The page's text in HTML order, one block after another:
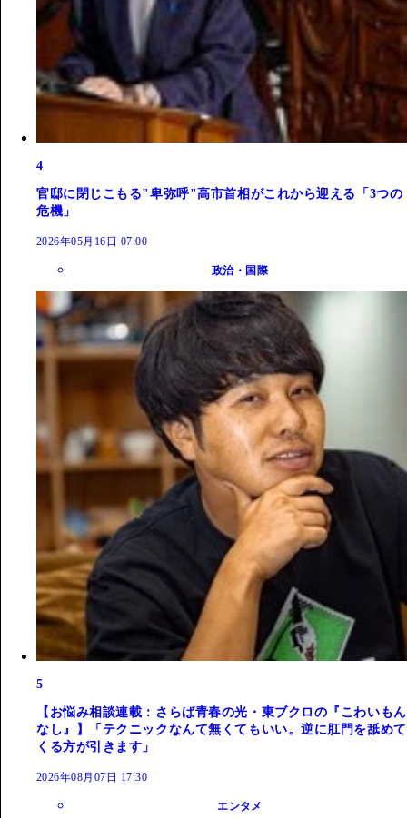
4
官邸に閉じこもる"卑弥呼"高市首相がこれから迎える「3つの
危機」
2026年05月16日 07:00
政治・国際
5
【お悩み相談連載：さらば青春の光・東ブクロの『こわいもん
なし』】「テクニックなんて無くてもいい。逆に肛門を舐めて
くる方が引きます」
2026年08月07日 17:30
エンタメ